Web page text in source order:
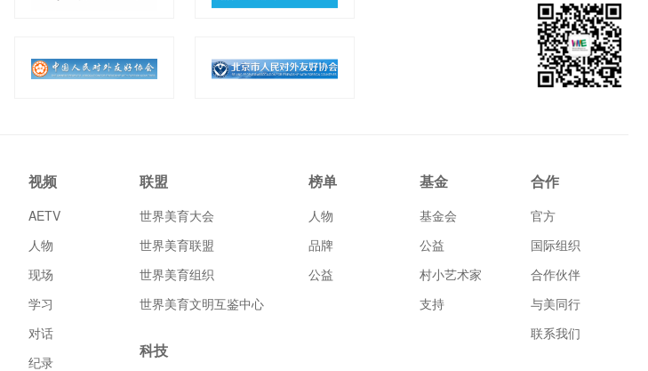
视频
AETV
人物
现场
学习
对话
纪录
联盟
世界美育大会
世界美育联盟
世界美育组织
世界美育文明互鉴中心
科技
榜单
人物
品牌
公益
基金
基金会
公益
村小艺术家
支持
合作
官方
国际组织
合作伙伴
与美同行
联系我们